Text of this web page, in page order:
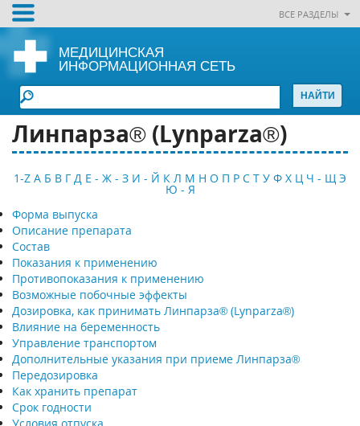
ВСЕ РАЗДЕЛЫ
МЕДИЦИНСКАЯ
ИНФОРМАЦИОННАЯ СЕТЬ
Линпарза® (Lynparza®)
1-Z А Б В Г Д Е - Ж - З И - Й К Л М Н О П Р С Т У Ф Х Ц Ч - Щ Э
Ю - Я
Форма выпуска
Описание препарата
Состав
Показания к применению
Противопоказания к применению
Возможные побочные эффекты
Дозировка, как принимать Линпарза® (Lynparza®)
Влияние на беременность
Управление транспортом
Дополнительные указания при приеме Линпарза®
Передозировка
Как хранить препарат
Срок годности